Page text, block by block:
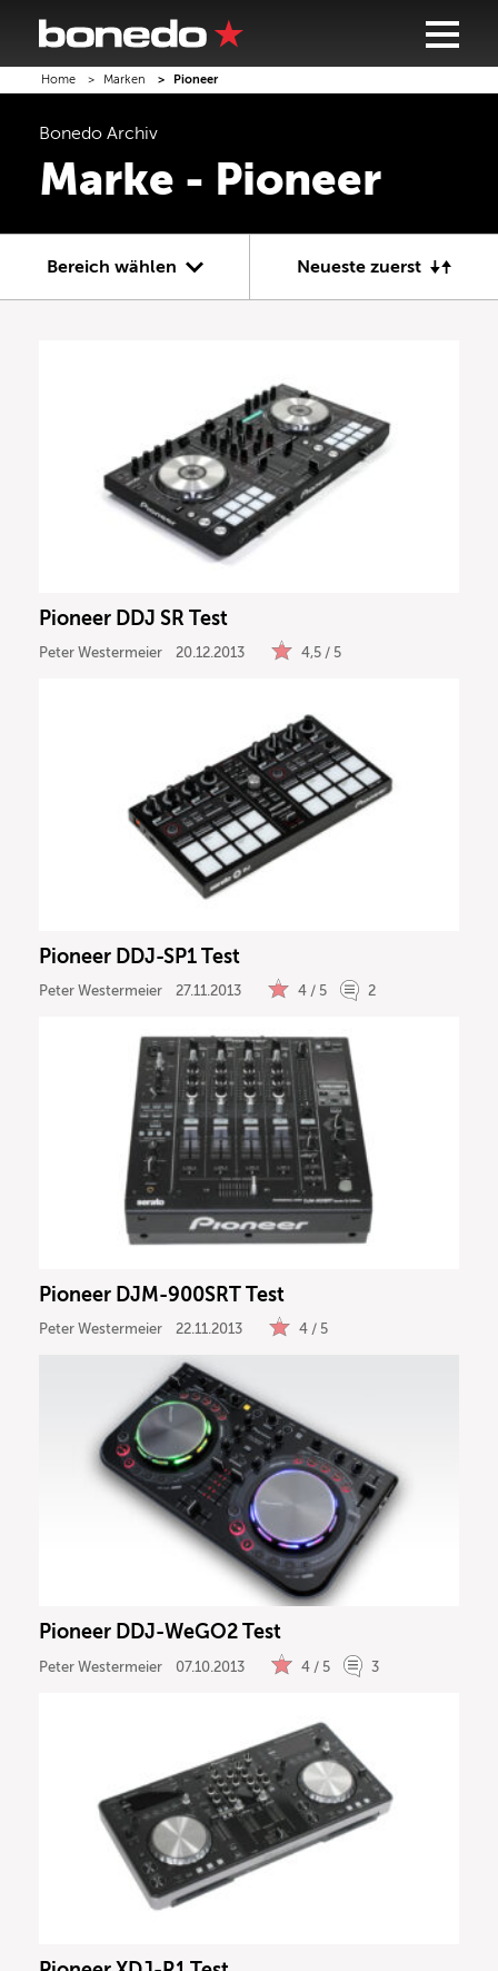
Home Marken Pioneer
Bonedo Archiv
Marke - Pioneer
Bereich wählen
Keyboard
Ergebnisse anzeigen
Neueste zuerst
Pioneer DDJ SR Test
Peter Westermeier 20.12.2013 4,5 / 5
Pioneer DDJ-SP1 Test
Peter Westermeier 27.11.2013 4 / 5 2
Pioneer DJM-900SRT Test
Peter Westermeier 22.11.2013 4 / 5
Pioneer DDJ-WeGO2 Test
Peter Westermeier 07.10.2013 4 / 5 3